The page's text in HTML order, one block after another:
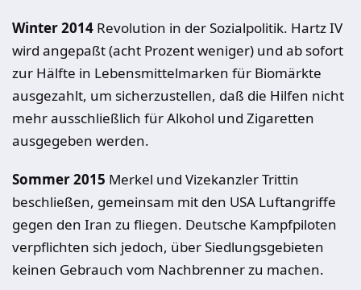
Winter 2014 Revolution in der Sozialpolitik. Hartz IV
wird angepaßt (acht Prozent weniger) und ab sofort
zur Hälfte in Lebensmittelmarken für Biomärkte
ausgezahlt, um sicherzustellen, daß die Hilfen nicht
mehr ausschließlich für Alkohol und Zigaretten
ausgegeben werden.
Sommer 2015 Merkel und Vizekanzler Trittin
beschließen, gemeinsam mit den USA Luftangriffe
gegen den Iran zu fliegen. Deutsche Kampfpiloten
verpflichten sich jedoch, über Siedlungsgebieten
keinen Gebrauch vom Nachbrenner zu machen.